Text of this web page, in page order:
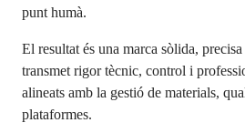
punt humà.
El resultat és una marca sòlida,
transmet rigor tècnic, control i
alineats amb la gestió de materials,
plataformes.